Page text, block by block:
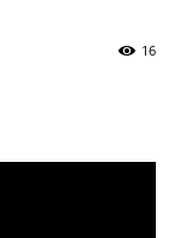
16